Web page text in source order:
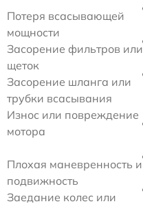
Потеря всасывающей
мощности
Засорение фильтров или
щеток
Засорение шланга или
трубки всасывания
Износ или повреждение
мотора
Плохая маневренность и
подвижность
Заедание колес или